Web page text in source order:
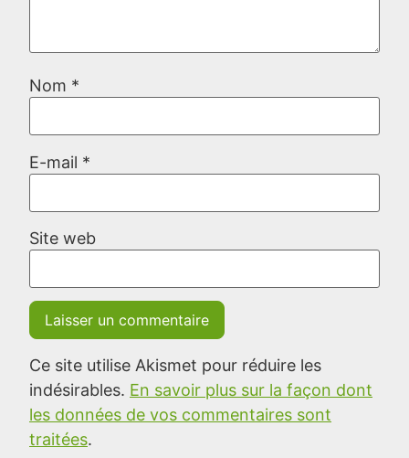
Nom *
E-mail *
Site web
Ce site utilise Akismet pour réduire les
indésirables. En savoir plus sur la façon dont
les données de vos commentaires sont
traitées.